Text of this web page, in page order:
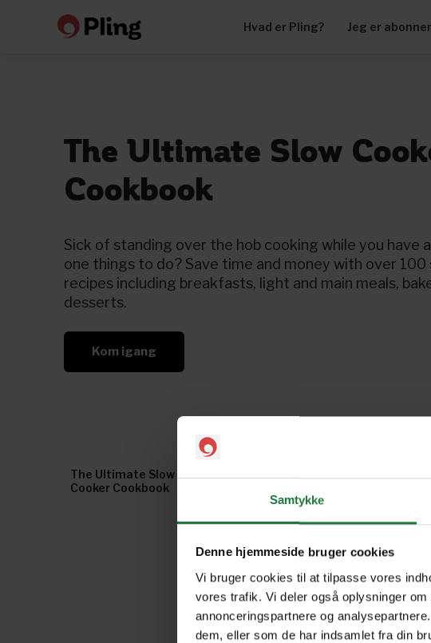
Samtykke
Denne hjemmeside bruger cookies
Vi bruger cookies til at tilpasse vores
vores trafik. Vi deler også oplysninger
annonceringspartnere og
dem, eller som de har indsamlet fra din
Hvad er Pling? Jeg er
The Ultimate Slow
Cookbook
Sick of standing over the hob cooking while you have
one things to do? Save time and money with over 100
recipes including breakfasts, light and main meals,
desserts.
Kom igang
The Ultimate Slow
Cooker Cookbook